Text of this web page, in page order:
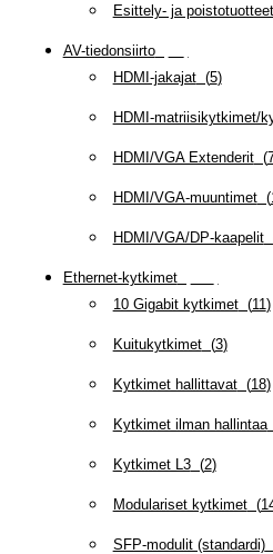
Esittely- ja poistotuotteet
AV-tiedonsiirto(
HDMI-jakajat(5)
HDMI-matriisikytkimet/
HDMI/VGA Extenderit(
HDMI/VGA-muuntimet(
HDMI/VGA/DP-kaapelit
Ethernet-kytkimet(
10 Gigabit kytkimet(11 )
Kuitukytkimet(3)
Kytkimet hallittavat(18)
Kytkimet ilman hallintaa
Kytkimet L3(2)
Modulariset kytkimet(
SFP-modulit (standardi)